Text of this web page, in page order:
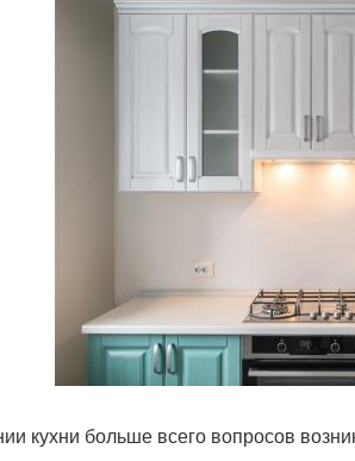
кухни больше всего вопросов